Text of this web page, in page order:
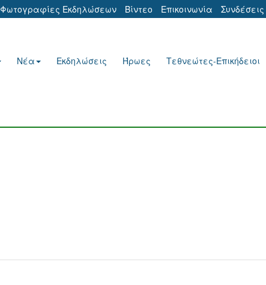
Φωτογραφίες Εκδηλώσεων Βίντεο Επικοινωνία Συνδέσεις
Νέα Εκδηλώσεις Ήρωες Τεθνεώτες-Επικήδειοι